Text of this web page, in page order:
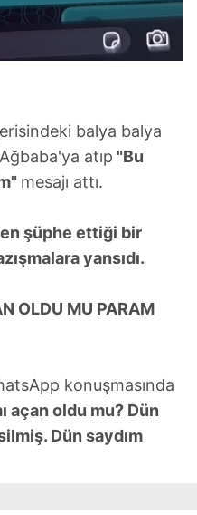
balya balya
atıp "Bu
mesajı attı.
şüphe ettiği bir
yansıdı.
OLDU MU PARAM
konuşmasında
açan oldu mu? Dün
Dün saydım